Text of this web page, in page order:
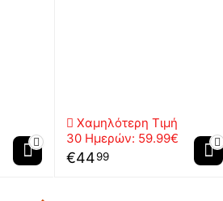
Χαμηλότερη Τιμή
30 Ημερών: 59.99€
€4499